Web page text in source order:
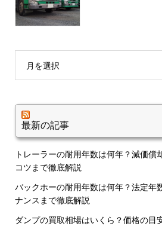
月を選択
最新の記事
トレーラーの耐用年数は何年？減価償
コツまで徹底解説
バックホーの耐用年数は何年？法定年
ナンスまで徹底解説
ダンプの買取相場はいくら？価格の目